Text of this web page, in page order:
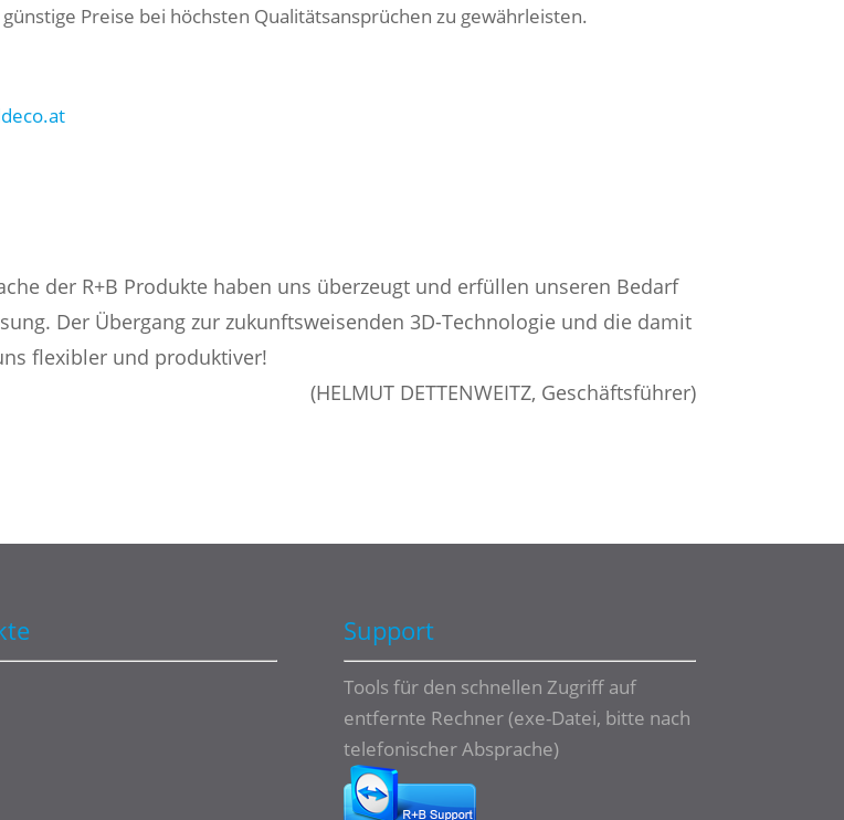
günstige Preise bei höchsten Qualitätsansprüchen zu gewährleisten.
der R+B Produkte haben uns überzeugt und erfüllen unseren Bedarf
Der Übergang zur zukunftsweisenden 3D-Technologie und die damit
flexibler und produktiver!
(HELMUT DETTENWEITZ, Geschäftsführer)
Support
Tools für den schnellen Zugriff auf
entfernte Rechner (exe-Datei, bitte nach
telefonischer Absprache)